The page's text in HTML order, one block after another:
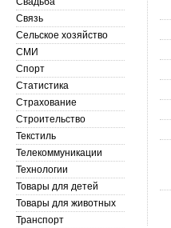
Связь
Сельское хозяйство
СМИ
Спорт
Статистика
Страхование
Строительство
Текстиль
Телекоммуникации
Технологии
Товары для детей
Товары для животных
Транспорт